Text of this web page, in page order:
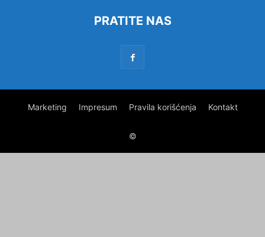
PRATITE NAS
Marketing Impresum Pravila korišćenja Kontakt
©